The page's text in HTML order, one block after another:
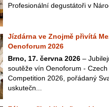
Profesionální degustátoři v
Jízdárna ve Znojmě přivítá
Oenoforum 2026
Brno, 17. června 2026 –
soutěže vín Oenoforum -
Competition 2026, pořádaný
uskutečn...